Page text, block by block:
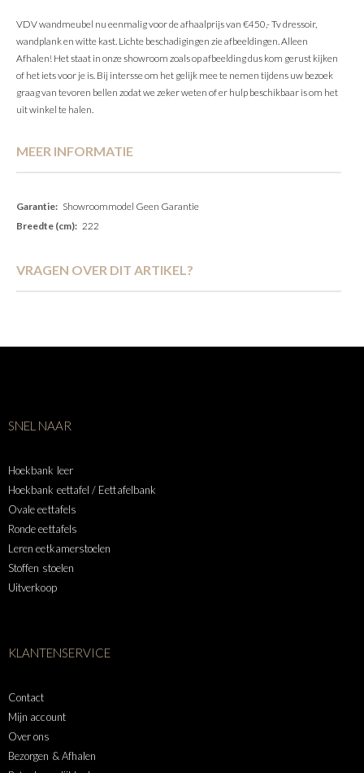
VDV wandmeubel nu eenmalig voor de afhaalprijs van €450,- Tv dressoir,
wandplank en witte kast. Lichte beschadigingen zie afbeeldingen. Alleen
Afhalen! Het staat in onze showroom zoals op afbeelding dus kom gerust kijken
of het iets voor je is. Bij intersse om het gelijk mee te nemen tijdens uw bezoek
graag van tevoren bellen zodat we zeker weten of er hulp beschikbaar is om het
uit winkel te halen.
MEER INFORMATIE
Meer
informatie
Showroommodel Geen Garantie
222
VRAGEN OVER DIT ARTIKEL?
SNEL NAAR
Hoekbank leer
Hoekbank eettafel / Eettafelbank
Ovale eettafels
Ronde eettafels
Leren eetkamerstoelen
Stoffen stoelen
Uitverkoop
KLANTENSERVICE
Contact
Mijn account
Over ons
Bezorgen & Afhalen